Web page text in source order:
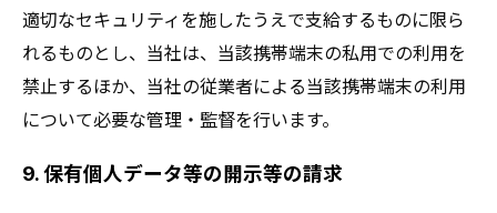
適切なセキュリティを施したうえで支給するものに限ら
れるものとし、当社は、当該携帯端末の私用での利用を
禁止するほか、当社の従業者による当該携帯端末の利用
について必要な管理・監督を行います。
9. 保有個人データ等の開示等の請求